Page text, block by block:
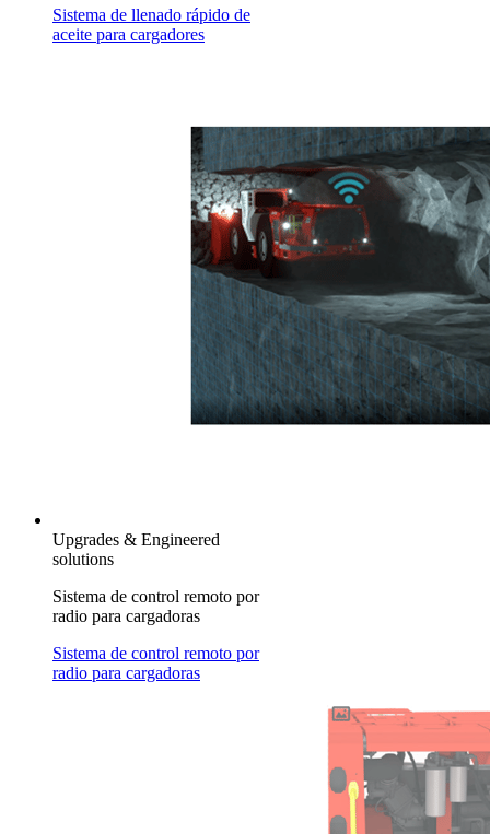
Sistema de llenado rápido de
aceite para cargadores
Upgrades & Engineered
solutions
Sistema de control remoto por
radio para cargadoras
Sistema de control remoto por
radio para cargadoras